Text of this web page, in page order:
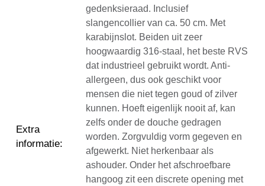
Extra
informatie:
gedenksieraad. Inclusief
slangencollier van ca. 50 cm. Met
karabijnslot. Beiden uit zeer
hoogwaardig 316-staal, het beste RVS
dat industrieel gebruikt wordt. Anti-
allergeen, dus ook geschikt voor
mensen die niet tegen goud of zilver
kunnen. Hoeft eigenlijk nooit af, kan
zelfs onder de douche gedragen
worden. Zorgvuldig vorm gegeven en
afgewerkt. Niet herkenbaar als
ashouder. Onder het afschroefbare
hangoog zit een discrete opening met